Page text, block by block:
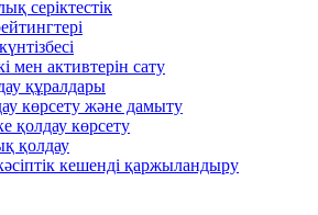
серіктестік
мен активтерін сату
құралдары
көрсету және дамыту
қолдау көрсету
қолдау
кешенді қаржыландыру